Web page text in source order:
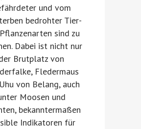
und vom
bedrohter Tier-
sind zu
Dabei ist nicht nur
Brutplatz von
Fledermaus
von Belang, auch
Moosen und
bekanntermaßen
Indikatoren für